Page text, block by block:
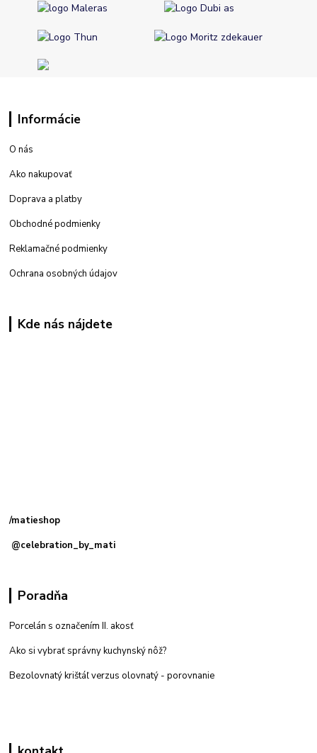
Informácie
O nás
Ako nakupovať
Doprava a platby
Obchodné podmienky
Reklamačné podmienky
Ochrana osobných údajov
Kde nás nájdete
/matieshop
@celebration_by_mati
Poradňa
Porcelán s označením II. akosť
Ako si vybrať správny kuchynský nôž?
Bezolovnatý krištáľ verzus olovnatý - porovnanie